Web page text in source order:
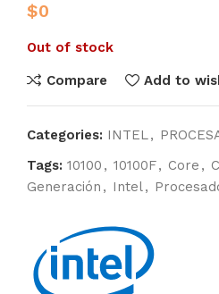
$0
Out of stock
Compare Add to
Categories: INTEL,
Tags: 10100 , 10100F, Core ,
Generación , Intel,